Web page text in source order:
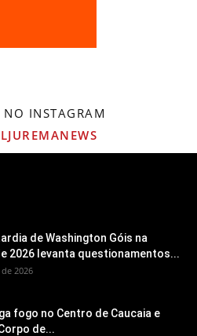
INSTAGRAM
de Washington Góis na
2026 levanta questionamentos...
2026
fogo no Centro de Caucaia e
de...